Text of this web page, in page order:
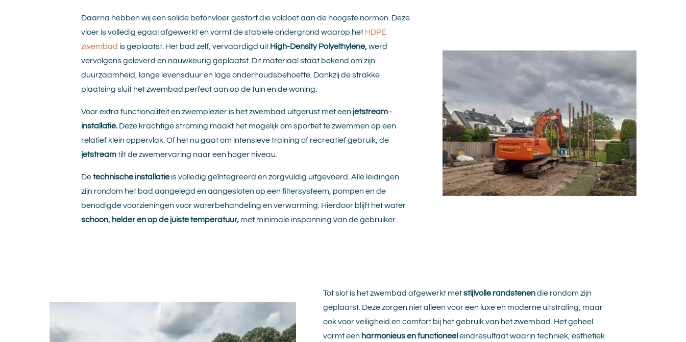
Daarna hebben wij een solide betonvloer gestort die voldoet aan de hoogste normen. Deze
vloer is volledig egaal afgewerkt en vormt de stabiele ondergrond waarop het HDPE
zwembad is geplaatst. Het bad zelf, vervaardigd uit High-Density Polyethylene,werd
vervolgens geleverd en nauwkeurig geplaatst. Dit materiaal staat bekend om zijn
duurzaamheid, lange levensduur en lage onderhoudsbehoefte. Dankzij de strakke
plaatsing sluit het zwembad perfect aan op de tuin en de woning.
Voor extra functionaliteit en zwemplezier is het zwembad uitgerust met een jetstream–
installatie.Deze krachtige stroming maakt het mogelijk om sportief te zwemmen op een
relatief klein oppervlak. Of het nu gaat om intensieve training of recreatief gebruik, de
jetstreamtilt de zwemervaring naar een hoger niveau.
Detechnische installatieis volledig geïntegreerd en zorgvuldig uitgevoerd. Alle leidingen
zijn rondom het bad aangelegd en aangesloten op een filtersysteem, pompen en de
benodigde voorzieningen voor waterbehandeling en verwarming. Hierdoor blijft het water
schoon, helder en op de juiste temperatuur,met minimale inspanning van de gebruiker.
Tot slot is het zwembad afgewerkt metstijlvolle randstenendie rondom zijn
geplaatst. Deze zorgen niet alleen voor een luxe en moderne uitstraling, maar
ook voor veiligheid en comfort bij het gebruik van het zwembad. Het geheel
vormt een harmonieus en functioneeleindresultaat waarin techniek, esthetiek